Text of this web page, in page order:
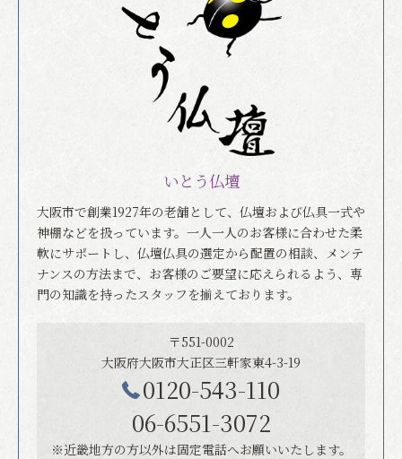
いとう仏壇
大阪市で創業1927年の老舗として、仏壇および仏具一式や
神棚などを扱っています。一人一人のお客様に合わせた柔
軟にサポートし、仏壇仏具の選定から配置の相談、メンテ
ナンスの方法まで、お客様のご要望に応えられるよう、専
門の知識を持ったスタッフを揃えております。
〒551-0002
大阪府大阪市大正区三軒家東4-3-19
0120-543-110
06-6551-3072
※近畿地方の方以外は固定電話へお願いいたします。